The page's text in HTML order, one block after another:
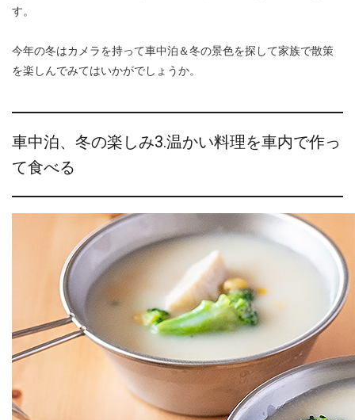
す。
今年の冬はカメラを持って車中泊＆冬の景色を探して家族で散策
を楽しんでみてはいかがでしょうか。
車中泊、冬の楽しみ3.温かい料理を車内で作っ
て食べる